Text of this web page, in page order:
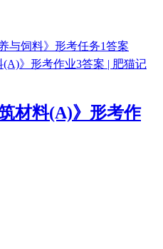
与饲料》形考任务1答案
材料(A)》形考作